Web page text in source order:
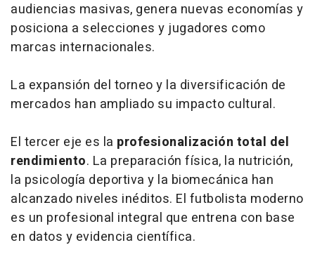
audiencias masivas, genera nuevas economías y
posiciona a selecciones y jugadores como
marcas internacionales.
La expansión del torneo y la diversificación de
mercados han ampliado su impacto cultural.
El tercer eje es la profesionalización total del
rendimiento. La preparación física, la nutrición,
la psicología deportiva y la biomecánica han
alcanzado niveles inéditos. El futbolista moderno
es un profesional integral que entrena con base
en datos y evidencia científica.